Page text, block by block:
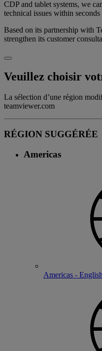
CDP and tablet systems, we
technical issues within
Based on its partnership with
strengthen its customer
Veuillez choisir
La sélection d’une région
teamviewer.com
RÉGION SUGGÉRÉE
Americas
Americas - English